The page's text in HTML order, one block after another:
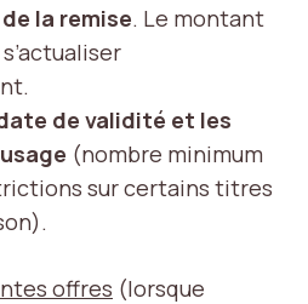
la remise. Le montant
de validité et les
(nombre minimum
sur certains titres
offres (lorsque